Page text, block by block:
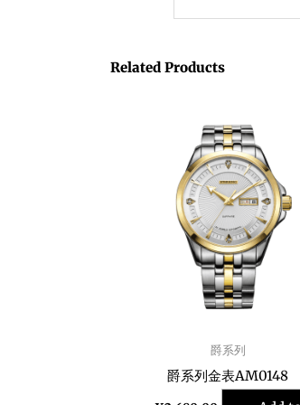
Related Products
爵系列
爵系列金表AM0148